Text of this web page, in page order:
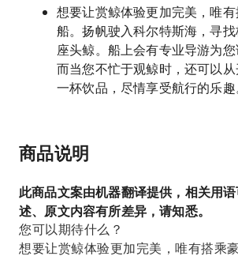
想要让赏鲸体验更加完美，唯
船。扬帆驶入科尔特斯海，寻
座头鲸。船上会有专业导游为您
而当您不忙于观鲸时，还可以
一杯饮品，尽情享受航行的乐趣
商品说明
此商品文案由机器翻译提供，相关用
述、原文内容有所差异，请知悉。
您可以期待什么？
想要让赏鲸体验更加完美，唯有搭乘